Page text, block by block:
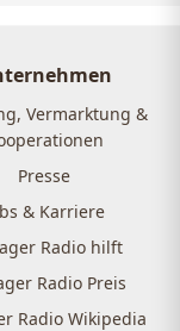
Vermarktung &
Presse
& Karriere
Radio hilft
Radio Preis
Radio Wikipedia